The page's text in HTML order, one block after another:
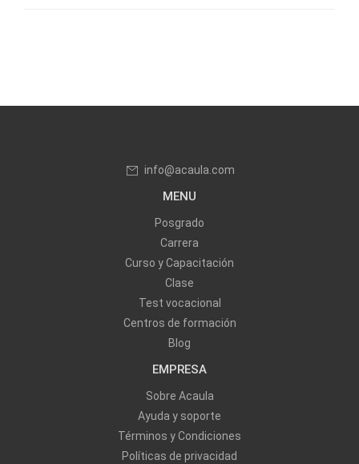
info@acaula.com
MENU
Posgrado
Carrera
Curso y Capacitación
Clase
Test vocacional
Centros de formación
Blog
EMPRESA
Sobre Acaula
Ayuda y soporte
Términos y Condiciones
Políticas de privacidad